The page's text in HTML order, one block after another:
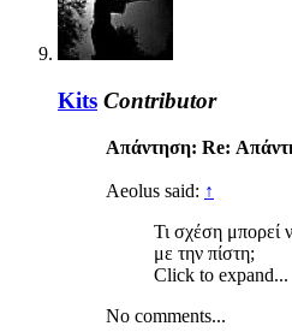
Kits Contributor
Απάντηση: Re:
Aeolus said: ↑
Τι σχέση μπορεί
με την πίστη;
Click to expand...
No comments...